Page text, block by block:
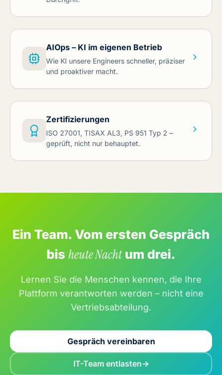
AIOps – KI im eigenen Betrieb
Wie KI unsere Engineers schneller, präziser
und proaktiver macht.
Zertifizierungen
ISO 27001, TISAX AL3, PS 951 Typ 2 –
geprüft, nicht nur behauptet.
Ein Team. Vom ersten Gespräch
bis heute Nachtum drei.
Lernen Sie die Menschen kennen, die Ihre
Plattform verantworten werden – nicht eine
Vertriebsabteilung.
Gespräch vereinbaren
IT-Team entlasten